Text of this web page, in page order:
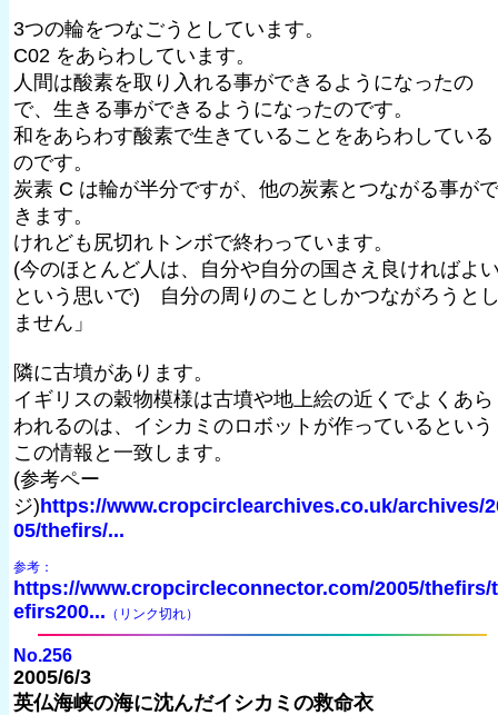
3つの輪をつなごうとしています。
C02 をあらわしています。
人間は酸素を取り入れる事ができるようになったの
で、生きる事ができるようになったのです。
和をあらわす酸素で生きていることをあらわしている
のです。
炭素 C は輪が半分ですが、他の炭素とつながる事がで
きます。
けれども尻切れトンボで終わっています。
(今のほとんど人は、自分や自分の国さえ良ければよ
という思いで) 自分の周りのことしかつながろうと
ません」
隣に古墳があります。
イギリスの穀物模様は古墳や地上絵の近くでよくあら
われるのは、イシカミのロボットが作っているという
この情報と一致します。
(参考ペー
ジ) https://www.cropcirclearchives.co.uk/archives/
05/thefirs/...
参考：
https://www.cropcircleconnector.com/2005/thefirs/
efirs200... （リンク切れ）
No.256
2005/6/3
英仏海峡の海に沈んだイシカミの救命衣